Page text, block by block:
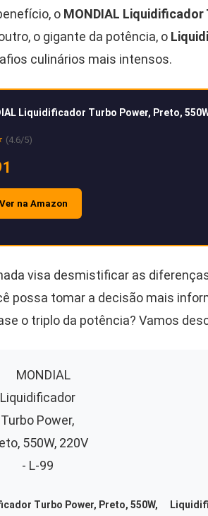
o MONDIAL Liquidificador
o gigante da potência, o
culinários mais intensos.
Liquidificador Turbo Power, Preto,
(4.6/5)
na Amazon
visa desmistificar as
possa tomar a decisão mais
o triplo da potência? Vamos
Turbo Power, Preto, 550W,